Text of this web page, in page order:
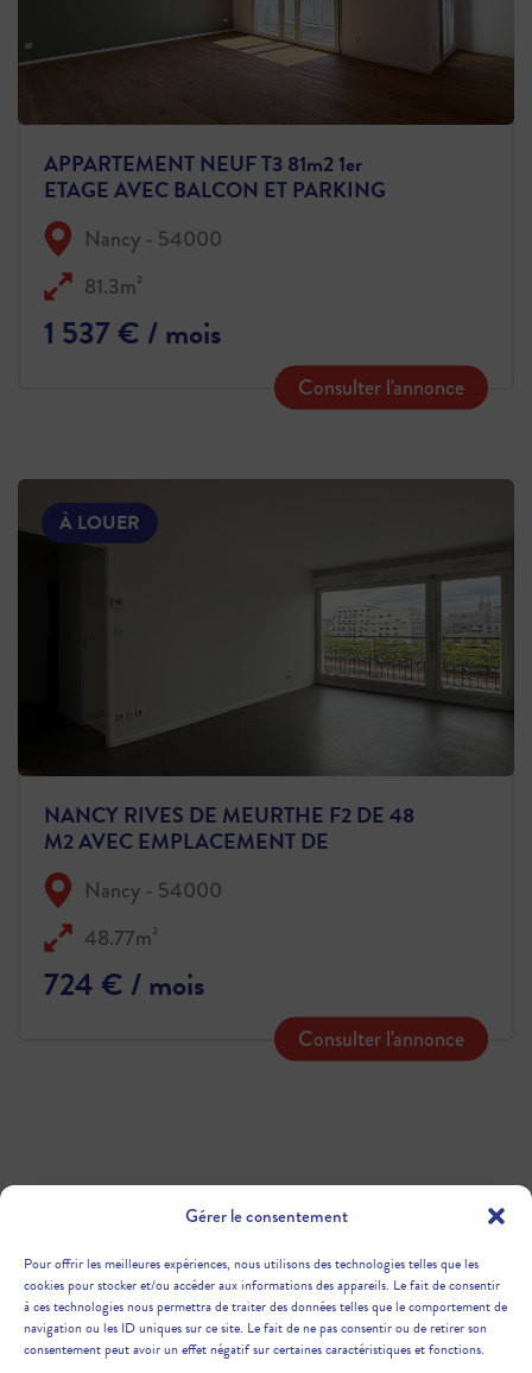
Gérer le consentement
Pour offrir les meilleures expériences, nous utilisons des technologies telles que les
cookies pour stocker et/ou accéder aux informations des appareils. Le fait de consentir
à ces technologies nous permettra de traiter des données telles que le comportement de
navigation ou les ID uniques sur ce site. Le fait de ne pas consentir ou de retirer son
consentement peut avoir un effet négatif sur certaines caractéristiques et fonctions.
APPARTEMENT NEUF T3 81m2 1er
ETAGE AVEC BALCON ET PARKING
Nancy - 54000
81.3m²
1 537 € / mois
Consulter l'annonce
À LOUER
NANCY RIVES DE MEURTHE F2 DE 48
M2 AVEC EMPLACEMENT DE
PARKING
Nancy - 54000
48.77m²
724 € / mois
Consulter l'annonce